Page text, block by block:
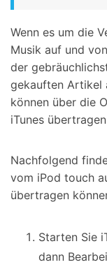
Wenn es um die
Musik auf und
der
gekauften Artikel
können über die
iTunes
Nachfolgend
vom iPod touch
übertragen
Starten Sie
dann